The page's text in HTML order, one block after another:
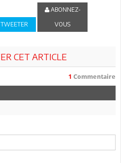
ABONNEZ-
VOUS
CET ARTICLE
1 Commentaire